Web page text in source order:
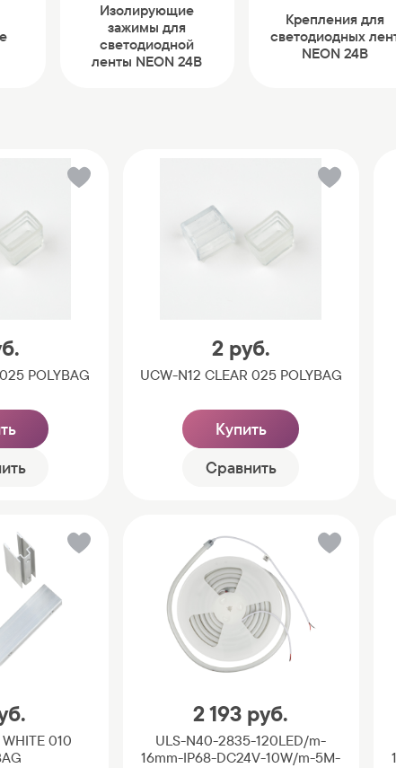
Изолирующие
зажимы для
светодиодной
ленты NEON 24В
Крепления для
светодиодных
NEON 24В
POLYBAG
2 руб.
UCW-N12 CLEAR 025 POLYBAG
Купить
Сравнить
010
2 193 руб.
ULS-N40-2835-120LED/m-
16mm-IP68-DC24V-10W/m-5M-